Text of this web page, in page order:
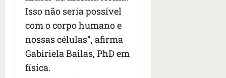
Isso não seria possível
com o corpo humano e
nossas células”, afirma
Gabiriela Bailas, PhD em
física.